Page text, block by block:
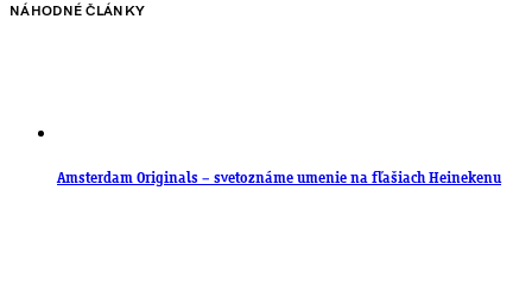
NÁHODNÉ ČLÁNKY
Amsterdam Originals – svetoznáme umenie na fľašiach Heinekenu